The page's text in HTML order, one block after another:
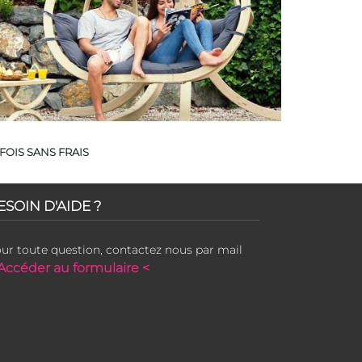
SANS FRAIS
D'AIDE ?
toute question, contactez nous par mail
au formulaire <